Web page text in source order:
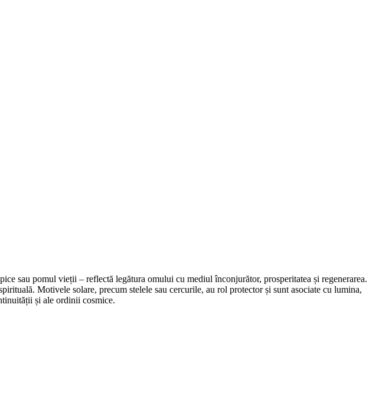
sau pomul vieții – reflectă legătura omului cu mediul înconjurător, prosperitatea și regenerarea.
Motivele solare, precum stelele sau cercurile, au rol protector și sunt asociate cu lumina,
și ale ordinii cosmice.